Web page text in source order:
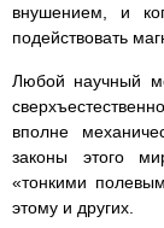
внушением, и
подействовать
Любой научный
вполне
законы этого
«тонкими
этому и других.